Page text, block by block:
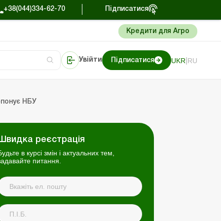
+38(044)334-62-70 Підписатися
Кредити для Агро
Увійти Підписатися UKR RU
НБУ
реєстрація
в курсі змін і актуальних тем,
питання.